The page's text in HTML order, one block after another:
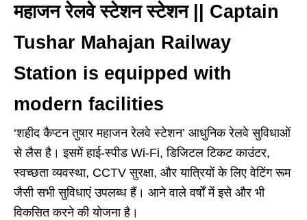
महाजन रेलवे स्टेशन स्टेशन || Captain
Tushar Mahajan Railway
Station is equipped with
modern facilities
‘शहीद कैप्टन तुषार महाजन रेलवे स्टेशन’ आधुनिक रेलवे सुविधाओं
से लैस है। इसमें हाई-स्पीड Wi-Fi, डिजिटल टिकट काउंटर,
स्वच्छता व्यवस्था, CCTV सुरक्षा, और यात्रियों के लिए वेटिंग रूम
जैसी सभी सुविधाएं उपलब्ध हैं। आने वाले वर्षों में इसे और भी
विकसित करने की योजना है।